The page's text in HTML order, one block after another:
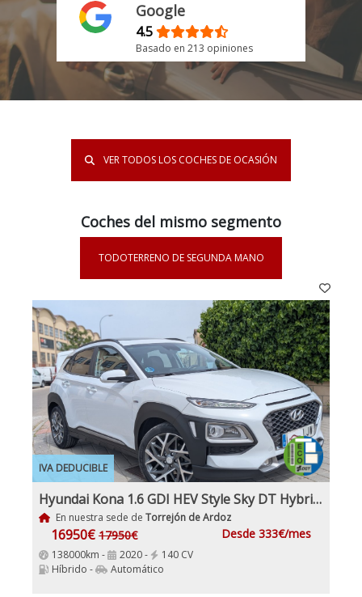
Google
4.5
Basado en 213 opiniones
VER TODOS LOS COCHES DE OCASIÓN
Coches del mismo segmento
TODOTERRENO DE SEGUNDA MANO
IVA DEDUCIBLE
Hyundai Kona 1.6 GDI HEV Style Sky DT Hybrido Etiqueta ECO IVA y Garantía Incl
En nuestra sede de Torrejón de Ardoz
16950€ 17950€ Desde 333€/mes
138000km - 2020 -
140 CV
Híbrido -
Automático